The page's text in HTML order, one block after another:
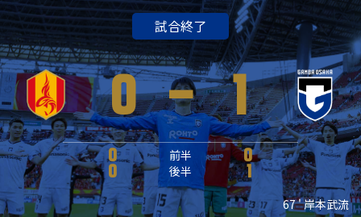
試合終了
0 - 1
0 前半
0
0
後半 1
67 ' 岸本武流